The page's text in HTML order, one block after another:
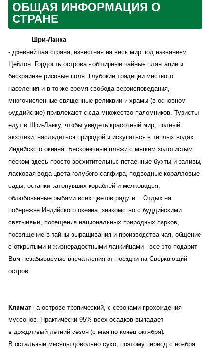
ОБЩАЯ ИНФОРМАЦИЯ О
СТРАНЕ
Шри-Ланка
- древнейшая страна, известная на весь мир под названием
Цейлон. Гордость острова - обширные чайные плантации и
бескрайние рисовые поля. Глубокие традиции местного
населения и в то же время свобода вероисповедания,
многочисленные священные реликвии и храмы (в основном
буддийские) привлекают сюда множество паломников. Туристы
едут в Шри-Ланку, чтобы увидеть красочный мир, полный
экзотики, насладиться природой и искупаться в теплых водах
Индийского океана. Бесконечные пляжи с мягким золотистым
песком здесь просто восхитительны: потаенные бухты и заливы,
ласковая вода цвета голубого сапфира, подводные коралловые
сады, останки затонувших кораблей и мелководья,
облюбованные рыбами всех цветов радуги... Отдых на
побережье Индийского океана, знакомство с буддийскими
святынями, посещения национальных природных парков,
посвящение в тайны выращивания и производства чая, общение
с открытыми и жизнерадостными ланкийцами - все это подарит
Вам незабываемые впечатления от поездки на Сверкающий
остров.
Климатна острове тропический, с сезонами прохождения
муссонов. Практически 95% всех осадков выпадает
в дождливый летний сезон (с мая по конец октября).
В остальные месяцы довольно сухо, поэтому период с ноября